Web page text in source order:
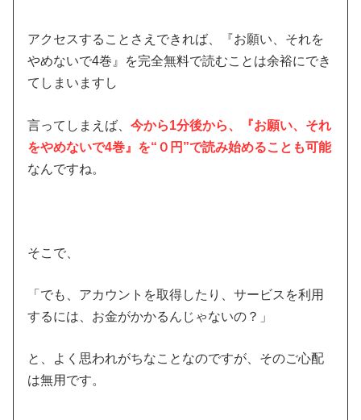
アクセスすることさえできれば、『お願い、それを
やめないで4巻』を完全無料で読むことは余裕にでき
てしまいますし
言ってしまえば、今から1分後から、『お願い、それ
をやめないで4巻』を“０円”で読み始めることも可能
なんですね。
そこで、
「でも、アカウントを取得したり、サービスを利用
するには、お金がかかるんじゃないの？」
と、よく思われがちなことなのですが、そのご心配
は無用です。